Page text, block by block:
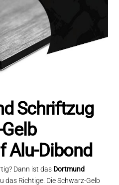
Schriftzug
Alu-Dibond
Dann ist das Dortmund
das Richtige. Die Schwarz-Gelb